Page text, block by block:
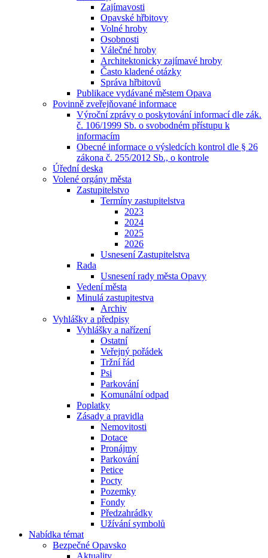
Zajímavosti
Opavské hřbitovy
Volné hroby
Osobnosti
Válečné hroby
Architektonicky zajímavé hroby
Často kladené otázky
Správa hřbitovů
Publikace vydávané městem Opava
Povinně zveřejňované informace
Výroční zprávy o poskytování informací dle zák.
č. 106/1999 Sb. o svobodném přístupu k
informacím
Obecné informace o výsledcích kontrol dle § 26
zákona č. 255/2012 Sb., o kontrole
Úřední deska
Volené orgány města
Zastupitelstvo
Termíny zastupitelstva
2023
2024
2025
2026
Usnesení Zastupitelstva
Rada
Usnesení rady města Opavy
Vedení města
Minulá zastupitestva
Archiv
Vyhlášky a předpisy
Vyhlášky a nařízení
Ostatní
Veřejný pořádek
Tržní řád
Psi
Parkování
Komunální odpad
Poplatky
Zásady a pravidla
Nemovitosti
Dotace
Pronájmy
Parkování
Petice
Pocty
Pozemky
Fondy
Předzahrádky
Užívání symbolů
Nabídka témat
Bezpečné Opavsko